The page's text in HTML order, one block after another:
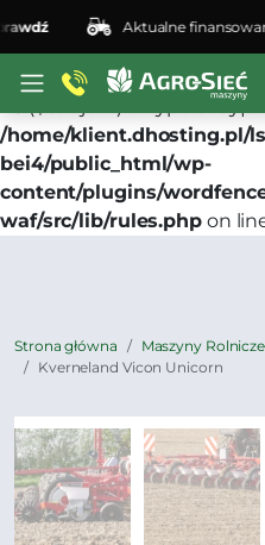
Deprecated:
#3 ($subject) of type
/home/klient.dhosting.pl/
bei4/public_html/wp-
content/plugins/
waf/src/lib/rules.phpon
Aktualne
Strona główna Maszyny Rolnicze
Kverneland Vicon Unicorn